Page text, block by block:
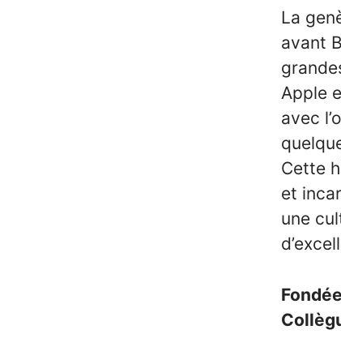
La
avant
Apple
avec
Cette
et
une